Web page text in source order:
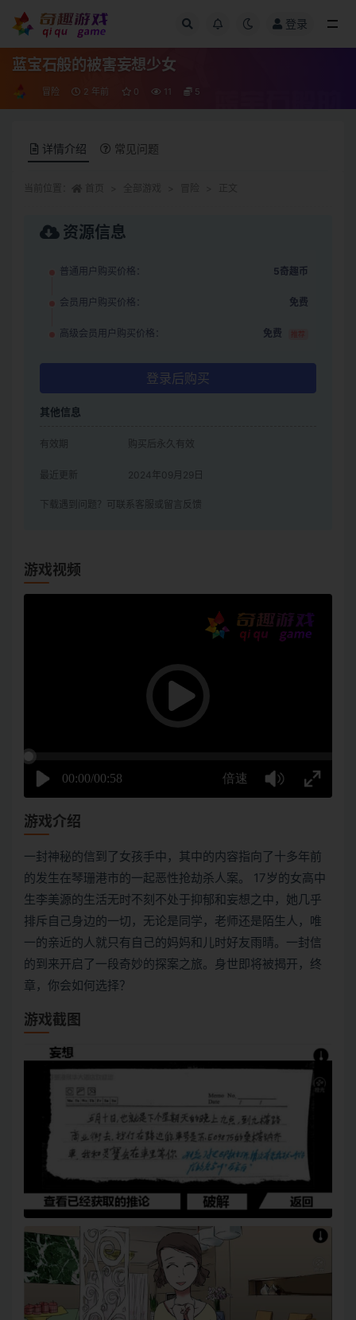
登录
蓝宝石般的被害妄想少女
冒险 2 年前 0 11 5
详情介绍 常见问题
资源信息
普通用户购买价格： 5奇趣币
会员用户购买价格： 免费
高级会员用户购买价格： 免费 推荐
登录后购买
其他信息
有效期 购买后永久有效
最近更新 2024年09月29日
下载遇到问题？可联系客服或留言反馈
游戏视频
游戏介绍
一封神秘的信到了女孩手中，其中的内容指向了十多年前
的发生在琴珊港市的一起恶性抢劫杀人案。 17岁的女高中
生李美源的生活无时不刻不处于抑郁和妄想之中，她几乎
排斥自己身边的一切，无论是同学，老师还是陌生人，唯
一的亲近的人就只有自己的妈妈和儿时好友雨晴。一封信
的到来开启了一段奇妙的探案之旅。身世即将被揭开，终
章，你会如何选择？
游戏截图